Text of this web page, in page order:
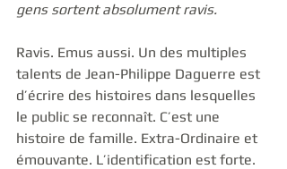
gens sortent absolument ravis.
Ravis. Emus aussi. Un des multiples
talents de Jean-Philippe Daguerre est
d’écrire des histoires dans lesquelles
le public se reconnaît. C’est une
histoire de famille. Extra-Ordinaire et
émouvante. L’identification est forte.